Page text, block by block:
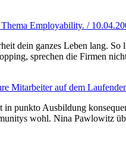
Employability. /
dein ganzes Leben lang.
sprechen die Firmen
Mitarbeiter auf dem
punkto Ausbildung
wohl. Nina Pawlowitz